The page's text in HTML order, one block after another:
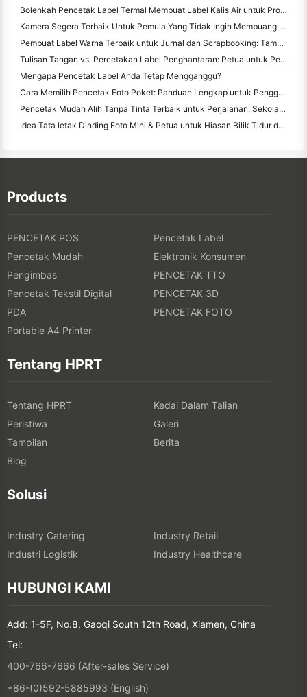
Bolehkah Pencetak Label Termal Membuat Label Kalis Air untuk Produk Perniagaan Kecil?
Kamera Segera Terbaik Untuk Pemula Yang Tidak Ingin Membuang Kertas
Pembuat Label Warna Terbaik untuk Jurnal dan Scrapbooking: Tambah Lebih Banyak Warna ke Setiap Halaman
Tulisan Tangan vs. Percetakan Label Penghantaran: Petua untuk Perniagaan Kecil pada 2026
Mengapa Pencetak Label Anda Tetap Mengganggu?
Cara Memilih Pencetak Foto Poket: Panduan Lengkap untuk Pengguna Jurnal, Perjalanan, dan iPhone
Pencetak Mudah Alih Tanpa Tinta Terbaik untuk Perjalanan, Sekolah, dan Kerja Mudah Alih: Hanin MT620 Pro Review
Idea Tata letak Dinding Foto Mini & Petua untuk Hiasan Bilik Tidur dan Asrama
Products
PENCETAK POS
Pencetak Label
Pencetak Mudah
Elektronik Konsumen
Pengimbas
PENCETAK TTO
Pencetak Tekstil Digital
PENCETAK 3D
PDA
PENCETAK FOTO
Portable A4 Printer
Tentang HPRT
Tentang HPRT
Kedai Dalam Talian
Peristiwa
Galeri
Tampilan
Berita
Blog
Solusi
Industry Catering
Industry Retail
Industri Logistik
Industry Healthcare
HUBUNGI KAMI
Add: 1-5F, No.8, Gaoqi South 12th Road, Xiamen, China
Tel:
400-766-7666 (After-sales Service)
+86-(0)592-5885993 (English)